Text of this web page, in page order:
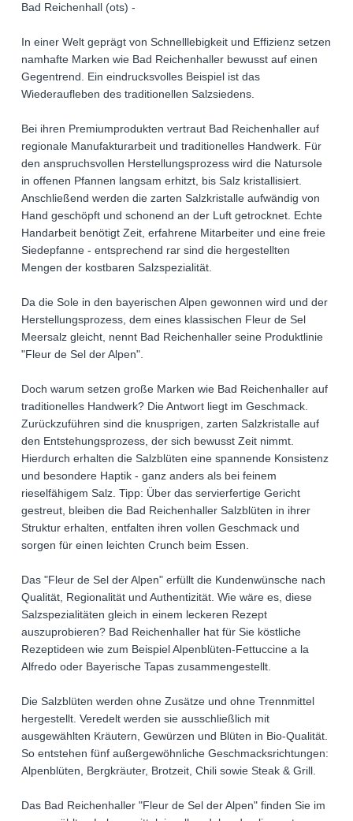
Bad Reichenhall (ots) -
In einer Welt geprägt von Schnelllebigkeit und Effizienz setzen
namhafte Marken wie Bad Reichenhaller bewusst auf einen
Gegentrend. Ein eindrucksvolles Beispiel ist das
Wiederaufleben des traditionellen Salzsiedens.
Bei ihren Premiumprodukten vertraut Bad Reichenhaller auf
regionale Manufakturarbeit und traditionelles Handwerk. Für
den anspruchsvollen Herstellungsprozess wird die Natursole
in offenen Pfannen langsam erhitzt, bis Salz kristallisiert.
Anschließend werden die zarten Salzkristalle aufwändig von
Hand geschöpft und schonend an der Luft getrocknet. Echte
Handarbeit benötigt Zeit, erfahrene Mitarbeiter und eine freie
Siedepfanne - entsprechend rar sind die hergestellten
Mengen der kostbaren Salzspezialität.
Da die Sole in den bayerischen Alpen gewonnen wird und der
Herstellungsprozess, dem eines klassischen Fleur de Sel
Meersalz gleicht, nennt Bad Reichenhaller seine Produktlinie
"Fleur de Sel der Alpen".
Doch warum setzen große Marken wie Bad Reichenhaller auf
traditionelles Handwerk? Die Antwort liegt im Geschmack.
Zurückzuführen sind die knusprigen, zarten Salzkristalle auf
den Entstehungsprozess, der sich bewusst Zeit nimmt.
Hierdurch erhalten die Salzblüten eine spannende Konsistenz
und besondere Haptik - ganz anders als bei feinem
rieselfähigem Salz. Tipp: Über das servierfertige Gericht
gestreut, bleiben die Bad Reichenhaller Salzblüten in ihrer
Struktur erhalten, entfalten ihren vollen Geschmack und
sorgen für einen leichten Crunch beim Essen.
Das "Fleur de Sel der Alpen" erfüllt die Kundenwünsche nach
Qualität, Regionalität und Authentizität. Wie wäre es, diese
Salzspezialitäten gleich in einem leckeren Rezept
auszuprobieren? Bad Reichenhaller hat für Sie köstliche
Rezeptideen wie zum Beispiel Alpenblüten-Fettuccine a la
Alfredo oder Bayerische Tapas zusammengestellt.
Die Salzblüten werden ohne Zusätze und ohne Trennmittel
hergestellt. Veredelt werden sie ausschließlich mit
ausgewählten Kräutern, Gewürzen und Blüten in Bio-Qualität.
So entstehen fünf außergewöhnliche Geschmacksrichtungen:
Alpenblüten, Bergkräuter, Brotzeit, Chili sowie Steak & Grill.
Das Bad Reichenhaller "Fleur de Sel der Alpen" finden Sie im